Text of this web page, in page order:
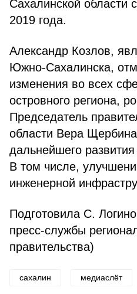
Сахалинской области
2019 года.
Александр Козлов,
Южно-Сахалинска,
изменения во всех
островного региона,
Председатель
области Вера
дальнейшего развития
В том числе,
инженерной
Подготовила С.
пресс-службы
правительства)
сахалин медиаслёт